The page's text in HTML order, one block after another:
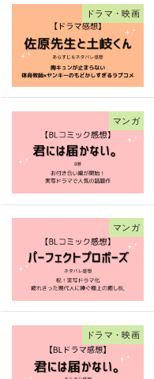
ドラマ・映画
マンガ
マンガ
ドラマ・映画